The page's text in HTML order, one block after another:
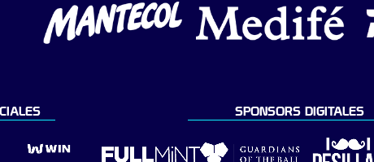
SPONSORS DIGITALES